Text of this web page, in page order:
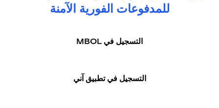
للمدفوعات الفورية الآمنة
التسجيل في MBOL
التسجيل في تطبيق آني